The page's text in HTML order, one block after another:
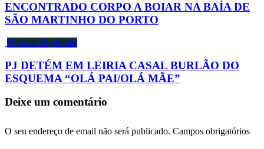
ENCONTRADO CORPO A BOIAR NA BAÍA DE
SÃO MARTINHO DO PORTO
Notícias Regionais
PJ DETÉM EM LEIRIA CASAL BURLÃO DO
ESQUEMA “OLÁ PAI/OLÁ MÃE”
Deixe um comentário
O seu endereço de email não será publicado. Campos obrigatórios